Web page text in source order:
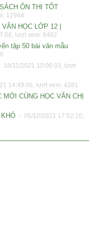
ÔN THI TỐT
12944
HỌC LỚP 12 |
lượt xem: 8482
tập 50 bài văn mẫu
18/11/2021 10:06:03, lượt
14:49:06, lượt xem: 4281
CÙNG HỌC VĂN CHỊ
- 05/10/2021 17:52:10,